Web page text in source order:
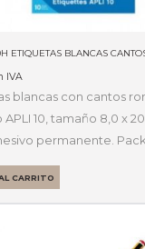
ETIQUETAS BLANCAS
IVA
blancas con cantos
10, tamaño 8,0 x
permanente.
CARRITO